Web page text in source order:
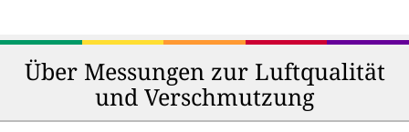
Über Messungen zur Luftqualität
und Verschmutzung